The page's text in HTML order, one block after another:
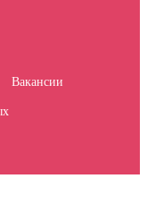
Вакансии